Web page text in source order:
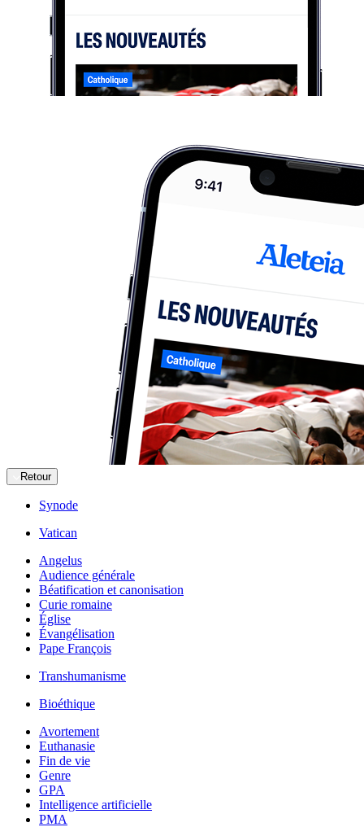
Retour
Synode
Vatican
Angelus
Audience générale
Béatification et canonisation
Curie romaine
Église
Évangélisation
Pape François
Transhumanisme
Bioéthique
Avortement
Euthanasie
Fin de vie
Genre
GPA
Intelligence artificielle
PMA